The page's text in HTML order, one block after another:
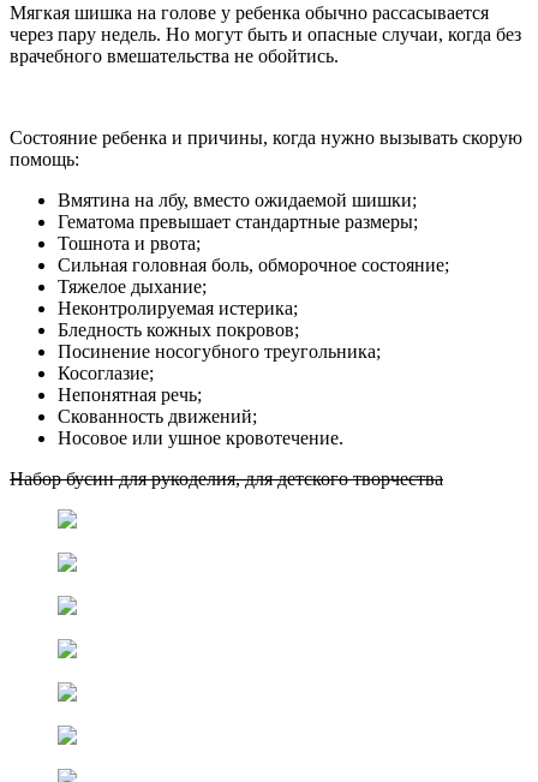
Мягкая шишка на голове у ребенка обычно рассасывается
через пару недель. Но могут быть и опасные случаи, когда без
врачебного вмешательства не обойтись.
Состояние ребенка и причины, когда нужно вызывать скорую
помощь:
Вмятина на лбу, вместо ожидаемой шишки;
Гематома превышает стандартные размеры;
Тошнота и рвота;
Сильная головная боль, обморочное состояние;
Тяжелое дыхание;
Неконтролируемая истерика;
Бледность кожных покровов;
Посинение носогубного треугольника;
Косоглазие;
Непонятная речь;
Скованность движений;
Носовое или ушное кровотечение.
Набор бусин для рукоделия, для детского творчества